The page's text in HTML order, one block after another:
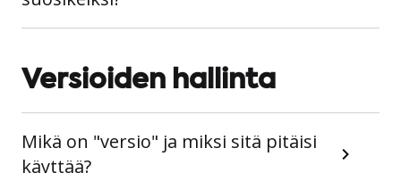
Versioiden hallinta
Mikä on "versio" ja miksi sitä pitäisi
käyttää?